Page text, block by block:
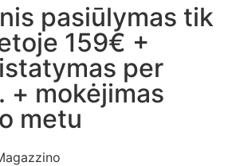
pasiūlymas tik
159€ +
per
+ mokėjimas
metu